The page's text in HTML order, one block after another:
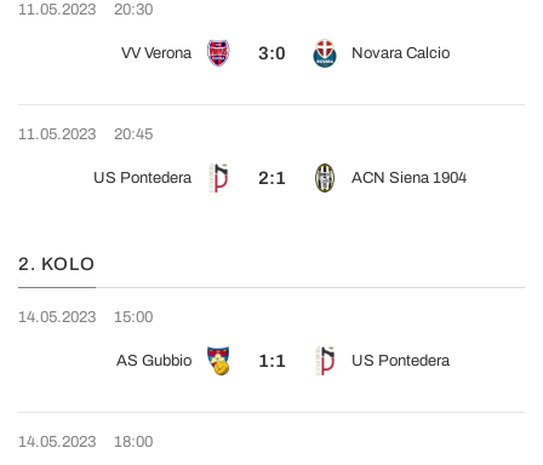
11.05.2023 20:30
VV Verona 3:0 Novara Calcio
11.05.2023 20:45
US Pontedera 2:1 ACN Siena 1904
2. KOLO
14.05.2023 15:00
AS Gubbio 1:1 US Pontedera
14.05.2023 18:00